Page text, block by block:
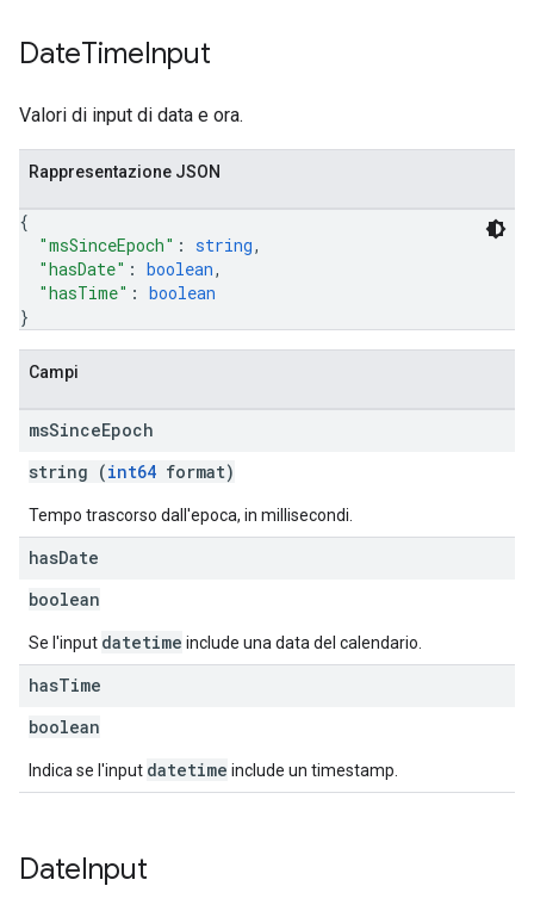
DateTimeInput
Valori di input di data e ora.
Rappresentazione JSON
{
"msSinceEpoch" : string,
"hasDate" : boolean,
"hasTime" : boolean
}
Campi
msSinceEpoch
string (int64 format)
Tempo trascorso dall'epoca, in millisecondi.
hasDate
boolean
Se l'input datetime include una data del calendario.
hasTime
boolean
Indica se l'input datetime include un timestamp.
DateInput